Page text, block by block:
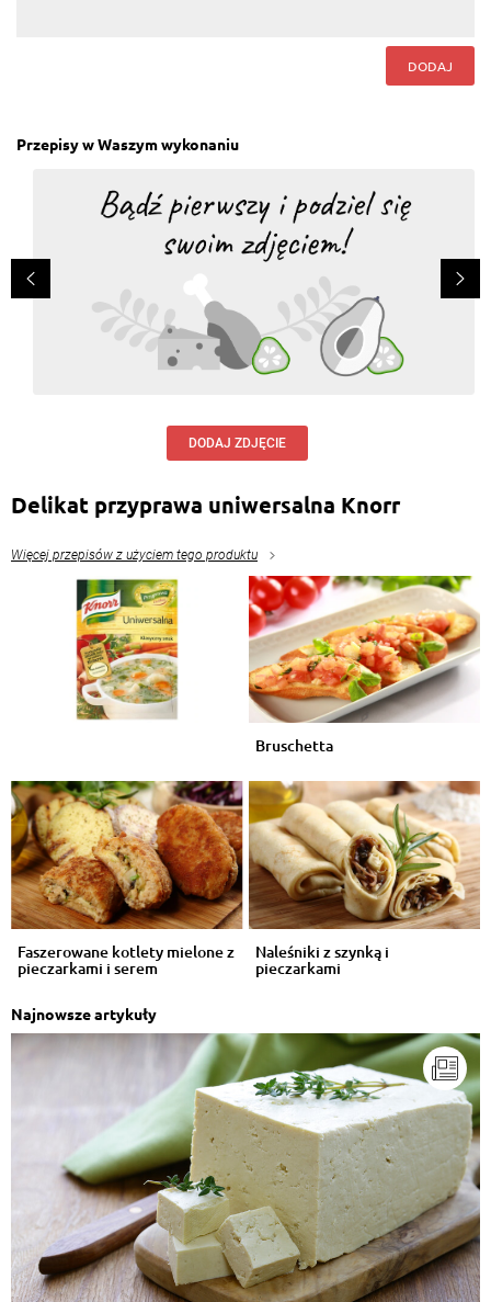
DODAJ
Przepisy w Waszym wykonaniu
DODAJ ZDJĘCIE
Delikat przyprawa uniwersalna Knorr
Więcej przepisów z użyciem tego produktu
Bruschetta
Faszerowane kotlety mielone z
pieczarkami i serem
Naleśniki z szynką i
pieczarkami
Najnowsze artykuły